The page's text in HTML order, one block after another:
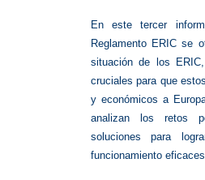
En este tercer
Reglamento ERIC se
situación de los
cruciales para que
y económicos a
analizan los retos
soluciones para
funcionamiento